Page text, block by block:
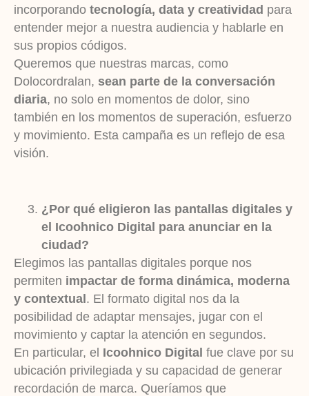
incorporando tecnología, data y creatividad para
entender mejor a nuestra audiencia y hablarle en
sus propios códigos.
Queremos que nuestras marcas, como
Dolocordralan, sean parte de la conversación
diaria, no solo en momentos de dolor, sino
también en los momentos de superación, esfuerzo
y movimiento. Esta campaña es un reflejo de esa
visión.
¿Por qué eligieron las pantallas digitales y
el Icoohnico Digital para anunciar en la
ciudad?
Elegimos las pantallas digitales porque nos
permiten impactar de forma dinámica, moderna
y contextual . El formato digital nos da la
posibilidad de adaptar mensajes, jugar con el
movimiento y captar la atención en segundos.
En particular, el Icoohnico Digital fue clave por su
ubicación privilegiada y su capacidad de generar
recordación de marca. Queríamos que